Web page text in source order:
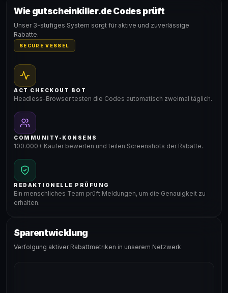
Gültig für teilnehmende Produkte
Wie gutscheinkiller.de Codes prüft
Unser 3-stufiges System sorgt für aktive und zuverlässige
Rabatte.
SECURE VESSEL
ACT CHECKOUT BOT
Headless-Browser testen die Codes automatisch zweimal täglich.
COMMUNITY-KONSENS
100.000+ Käufer bewerten und teilen Screenshots der Rabatte.
REDAKTIONELLE PRÜFUNG
Ein menschliches Team prüft Meldungen, um die Genauigkeit zu
erhalten.
Sparentwicklung
Verfolgung aktiver Rabattmetriken in unserem Netzwerk